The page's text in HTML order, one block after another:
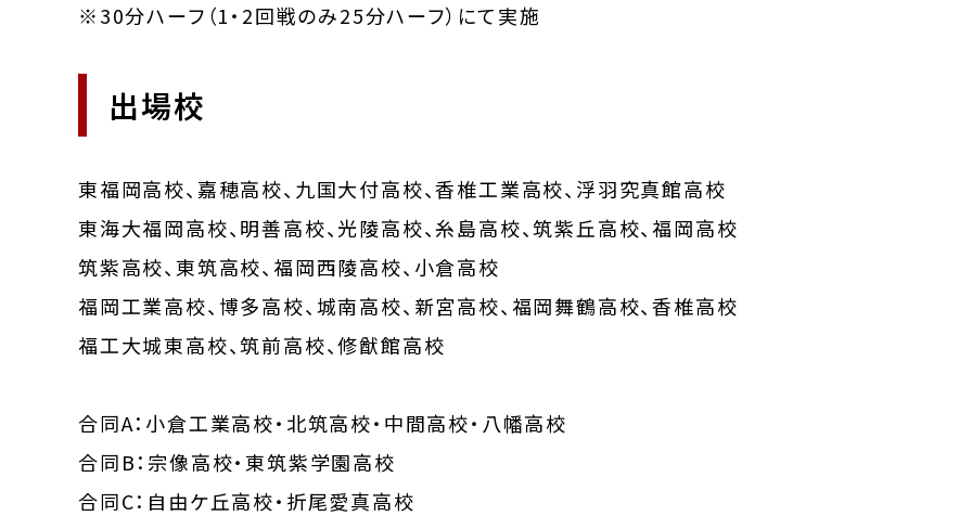
※30分ハーフ（1・2回戦のみ25分ハーフ）にて実施
出場校
東福岡高校、嘉穂高校、九国大付高校、香椎工業高校、浮羽究真館高校
東海大福岡高校、明善高校、光陵高校、糸島高校、筑紫丘高校、福岡高校
筑紫高校、東筑高校、福岡西陵高校、小倉高校
福岡工業高校、博多高校、城南高校、新宮高校、福岡舞鶴高校、香椎高校
福工大城東高校、筑前高校、修猷館高校
合同A：小倉工業高校・北筑高校・中間高校・八幡高校
合同B：宗像高校・東筑紫学園高校
合同C：自由ケ丘高校・折尾愛真高校